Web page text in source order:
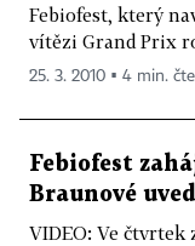
Febiofest, který
vítězi Grand Prix
25. 3. 2010 ▪ 4 min.
Febiofest
Braunové
VIDEO: Ve čtvrtek